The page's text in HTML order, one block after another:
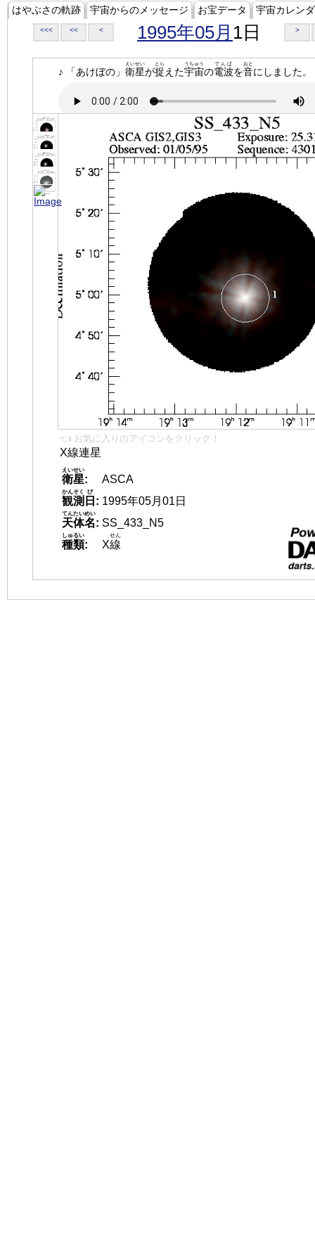
はやぶさの軌跡 宇宙からのメッセージ お宝データ 宇宙カレン
<<< << < 1995年05月 1日 >
♪ 「あけぼの」 衛星
えいせい
が捉
とら
えた宇宙
うちゅう
の電波
でんぱ
を音
おと
にしました。
👈 お気に入りのアイコンをクリック！
X線連星
衛星
えいせい
:
ASCA
観測
かんそく
日
び
: 1995年05月01日
天体名
てんたいめい
: SS_433_N5
種類
しゅるい
: X線
せん